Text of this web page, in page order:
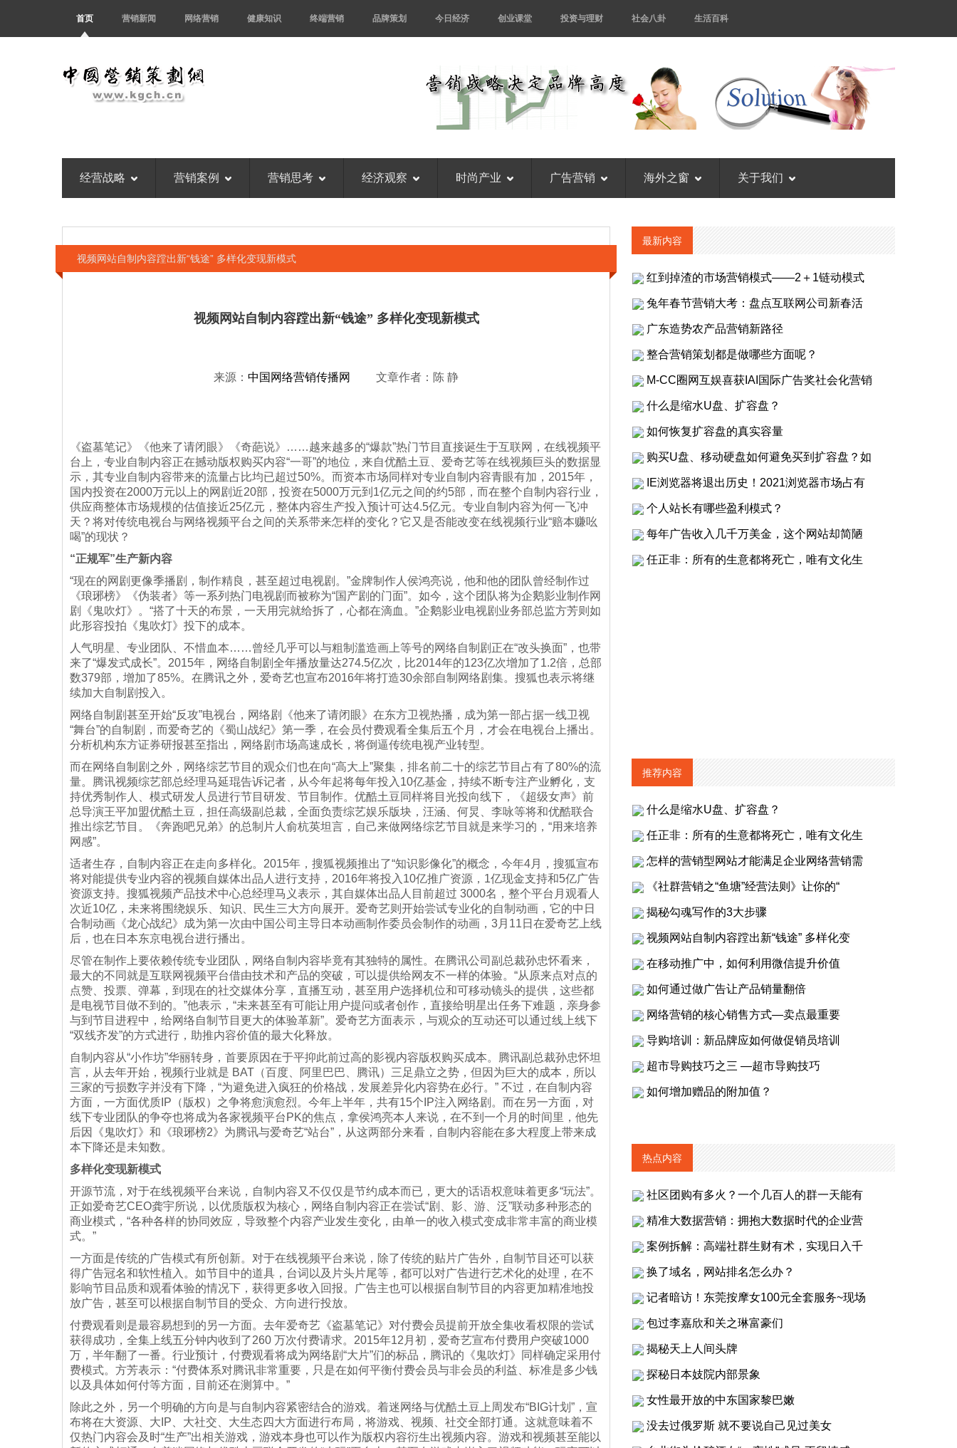
首页 营销新闻 网络营销 健康知识 终端营销 品牌策划 今日经济 创业课堂 投资与理财 社会八卦 生活百科
经营战略 营销案例 营销思考 经济观察 时尚产业 广告营销 海外之窗 关于我们
视频网站自制内容蹚出新“钱途” 多样化变现新模式
视频网站自制内容蹚出新“钱途” 多样化变现新模式
来源： 中国网络营销传播网 文章作者：陈 静
《盗墓笔记》《他来了请闭眼》《奇葩说》……越来越多的“爆款”热门节目直接诞生于互联网，在线视频平
台上，专业自制内容正在撼动版权购买内容“一哥”的地位，来自优酷土豆、爱奇艺等在线视频巨头的数据显
示，其专业自制内容带来的流量占比均已超过50%。而资本市场同样对专业自制内容青眼有加，2015年，
国内投资在2000万元以上的网剧近20部，投资在5000万元到1亿元之间的约5部，而在整个自制内容行业，
供应商整体市场规模的估值接近25亿元，整体内容生产投入预计可达4.5亿元。专业自制内容为何一飞冲
天？将对传统电视台与网络视频平台之间的关系带来怎样的变化？它又是否能改变在线视频行业“赔本赚吆
喝”的现状？
“正规军”生产新内容
“现在的网剧更像季播剧，制作精良，甚至超过电视剧。”金牌制作人侯鸿亮说，他和他的团队曾经制作过
《琅琊榜》《伪装者》等一系列热门电视剧而被称为“国产剧的门面”。如今，这个团队将为企鹅影业制作网
剧《鬼吹灯》。“搭了十天的布景，一天用完就给拆了，心都在滴血。”企鹅影业电视剧业务部总监方芳则如
此形容投拍《鬼吹灯》投下的成本。
人气明星、专业团队、不惜血本……曾经几乎可以与粗制滥造画上等号的网络自制剧正在“改头换面”，也带
来了“爆发式成长”。2015年，网络自制剧全年播放量达274.5亿次，比2014年的123亿次增加了1.2倍，总部
数379部，增加了85%。在腾讯之外，爱奇艺也宣布2016年将打造30余部自制网络剧集。搜狐也表示将继
续加大自制剧投入。
网络自制剧甚至开始“反攻”电视台，网络剧《他来了请闭眼》在东方卫视热播，成为第一部占据一线卫视
“舞台”的自制剧，而爱奇艺的《蜀山战纪》第一季，在会员付费观看全集后五个月，才会在电视台上播出。
分析机构东方证券研报甚至指出，网络剧市场高速成长，将倒逼传统电视产业转型。
而在网络自制剧之外，网络综艺节目的观众们也在向“高大上”聚集，排名前二十的综艺节目占有了80%的流
量。腾讯视频综艺部总经理马延琨告诉记者，从今年起将每年投入10亿基金，持续不断专注产业孵化，支
持优秀制作人、模式研发人员进行节目研发、节目制作。优酷土豆同样将目光投向线下，《超级女声》前
总导演王平加盟优酷土豆，担任高级副总裁，全面负责综艺娱乐版块，汪涵、何炅、李咏等将和优酷联合
推出综艺节目。《奔跑吧兄弟》的总制片人俞杭英坦言，自己来做网络综艺节目就是来学习的，“用来培养
网感”。
适者生存，自制内容正在走向多样化。2015年，搜狐视频推出了“知识影像化”的概念，今年4月，搜狐宣布
将对能提供专业内容的视频自媒体出品人进行支持，2016年将投入10亿推广资源，1亿现金支持和5亿广告
资源支持。搜狐视频产品技术中心总经理马义表示，其自媒体出品人目前超过 3000名，整个平台月观看人
次近10亿，未来将围绕娱乐、知识、民生三大方向展开。爱奇艺则开始尝试专业化的自制动画，它的中日
合制动画《龙心战纪》成为第一次由中国公司主导日本动画制作委员会制作的动画，3月11日在爱奇艺上线
后，也在日本东京电视台进行播出。
尽管在制作上要依赖传统专业团队，网络自制内容毕竟有其独特的属性。在腾讯公司副总裁孙忠怀看来，
最大的不同就是互联网视频平台借由技术和产品的突破，可以提供给网友不一样的体验。“从原来点对点的
点赞、投票、弹幕，到现在的社交媒体分享，直播互动，甚至用户选择机位和可移动镜头的提供，这些都
是电视节目做不到的。”他表示，“未来甚至有可能让用户提问或者创作，直接给明星出任务下难题，亲身参
与到节目进程中，给网络自制节目更大的体验革新”。爱奇艺方面表示，与观众的互动还可以通过线上线下
“双线齐发”的方式进行，助推内容价值的最大化释放。
自制内容从“小作坊”华丽转身，首要原因在于平抑此前过高的影视内容版权购买成本。腾讯副总裁孙忠怀坦
言，从去年开始，视频行业就是 BAT（百度、阿里巴巴、腾讯）三足鼎立之势，但因为巨大的成本，所以
三家的亏损数字并没有下降，“为避免进入疯狂的价格战，发展差异化内容势在必行。” 不过，在自制内容
方面，一方面优质IP（版权）之争将愈演愈烈。今年上半年，共有15个IP注入网络剧。而在另一方面，对
线下专业团队的争夺也将成为各家视频平台PK的焦点，拿侯鸿亮本人来说，在不到一个月的时间里，他先
后因《鬼吹灯》和《琅琊榜2》为腾讯与爱奇艺“站台”，从这两部分来看，自制内容能在多大程度上带来成
本下降还是未知数。
多样化变现新模式
开源节流，对于在线视频平台来说，自制内容又不仅仅是节约成本而已，更大的话语权意味着更多“玩法”。
正如爱奇艺CEO龚宇所说，以优质版权为核心，网络自制内容正在尝试“剧、影、游、泛”联动多种形态的
商业模式，“各种各样的协同效应，导致整个内容产业发生变化，由单一的收入模式变成非常丰富的商业模
式。”
一方面是传统的广告模式有所创新。对于在线视频平台来说，除了传统的贴片广告外，自制节目还可以获
得广告冠名和软性植入。如节目中的道具，台词以及片头片尾等，都可以对广告进行艺术化的处理，在不
影响节目品质和观看体验的情况下，获得更多收入回报。广告主也可以根据自制节目的内容更加精准地投
放广告，甚至可以根据自制节目的受众、方向进行投放。
付费观看则是最容易想到的另一方面。去年爱奇艺《盗墓笔记》对付费会员提前开放全集收看权限的尝试
获得成功，全集上线五分钟内收到了260 万次付费请求。2015年12月初，爱奇艺宣布付费用户突破1000
万，半年翻了一番。行业预计，付费观看将成为网络剧“大片”们的标品，腾讯的《鬼吹灯》同样确定采用付
费模式。方芳表示：“付费体系对腾讯非常重要，只是在如何平衡付费会员与非会员的利益、标准是多少钱
以及具体如何付等方面，目前还在测算中。”
除此之外，另一个明确的方向是与自制内容紧密结合的游戏。着迷网络与优酷土豆上周发布“BIG计划”，宣
布将在大资源、大IP、大社交、大生态四大方面进行布局，将游戏、视频、社交全部打通。这就意味着不
仅热门内容会及时“生产”出相关游戏，游戏本身也可以作为版权内容衍生出视频内容。游戏和视频甚至能以
最新内容
红到掉渣的市场营销模式——2＋1链动模式
兔年春节营销大考：盘点互联网公司新春活
广东造势农产品营销新路径
整合营销策划都是做哪些方面呢？
M-CC圈网互娱喜获IAI国际广告奖社会化营销
什么是缩水U盘、扩容盘？
如何恢复扩容盘的真实容量
购买U盘、移动硬盘如何避免买到扩容盘？如
IE浏览器将退出历史！2021浏览器市场占有
个人站长有哪些盈利模式？
每年广告收入几千万美金，这个网站却简陋
任正非：所有的生意都将死亡，唯有文化生
推荐内容
什么是缩水U盘、扩容盘？
任正非：所有的生意都将死亡，唯有文化生
怎样的营销型网站才能满足企业网络营销需
《社群营销之“鱼塘”经营法则》让你的“
揭秘勾魂写作的3大步骤
视频网站自制内容蹚出新“钱途” 多样化变
在移动推广中，如何利用微信提升价值
如何通过做广告让产品销量翻倍
网络营销的核心销售方式—卖点最重要
导购培训：新品牌应如何做促销员培训
超市导购技巧之三 —超市导购技巧
如何增加赠品的附加值？
热点内容
社区团购有多火？一个几百人的群一天能有
精准大数据营销：拥抱大数据时代的企业营
案例拆解：高端社群生财有术，实现日入千
换了域名，网站排名怎么办？
记者暗访！东莞按摩女100元全套服务~现场
包过李嘉欣和关之琳富豪们
揭秘天上人间头牌
探秘日本妓院内部景象
女性最开放的中东国家黎巴嫩
没去过俄罗斯 就不要说自己见过美女